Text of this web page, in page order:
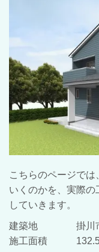
こちらのページで
いくのかを、実際の
していきます。
建築地 掛川市
施工面積